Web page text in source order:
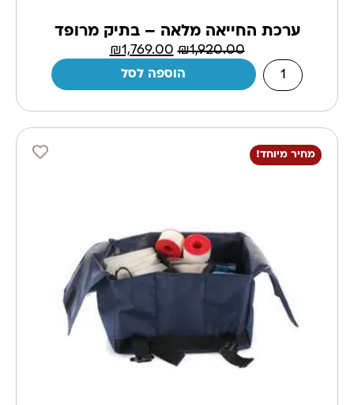
ערכת החייאה מלאה – בתיק מרופד
₪1,920.00
₪1,769.00
הוספה לסל
מחיר מיוחד!